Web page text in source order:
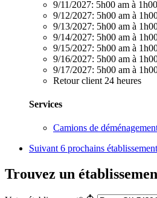
9/11/2027: 5h00 am à
9/12/2027: 5h00 am à
9/13/2027: 5h00 am à
9/14/2027: 5h00 am à
9/15/2027: 5h00 am à
9/16/2027: 5h00 am à
9/17/2027: 5h00 am à
Retour client 24 heures
Services
Camions de
Suivant 6 prochains
Trouvez un